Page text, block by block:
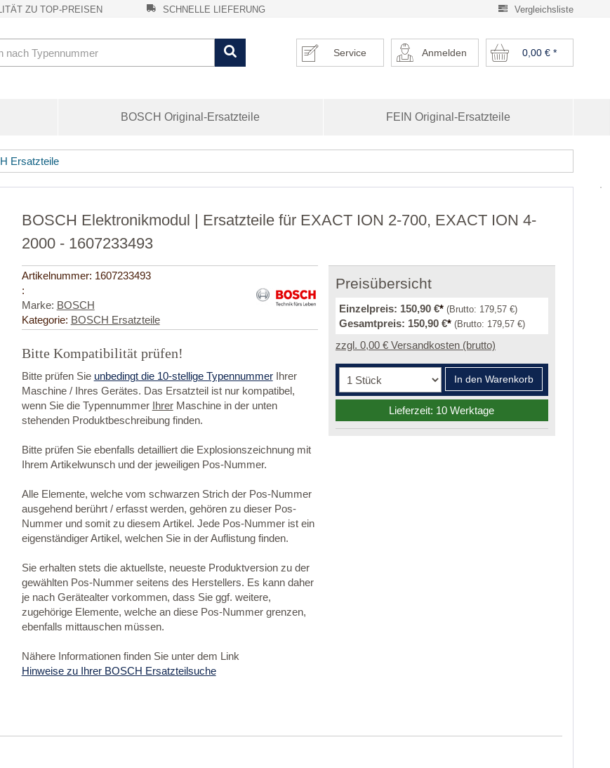
Vergleichsliste
ZU TOP-PREISEN SCHNELLE LIEFERUNG
0,00 €*
Anmelden
Service
BOSCH Original-Ersatzteile FEIN Original-Ersatzteile
Ersatzteile
BOSCH Elektronikmodul | Ersatzteile für EXACT ION 2-700, EXACT ION 4-
2000 - 1607233493
Artikelnummer: 1607233493
:
Marke: BOSCH
Kategorie: BOSCH Ersatzteile
Bitte Kompatibilität prüfen!
Bitte prüfen Sie unbedingt die 10-stellige TypennummerIhrer
Maschine / Ihres Gerätes. Das Ersatzteil ist nur kompatibel,
wenn Sie die Typennummer IhrerMaschine in der unten
stehenden Produktbeschreibung finden.
Bitte prüfen Sie ebenfalls detailliert die Explosionszeichnung mit
Ihrem Artikelwunsch und der jeweiligen Pos-Nummer.
Alle Elemente, welche vom schwarzen Strich der Pos-Nummer
ausgehend berührt / erfasst werden, gehören zu dieser Pos-
Nummer und somit zu diesem Artikel. Jede Pos-Nummer ist ein
eigenständiger Artikel, welchen Sie in der Auflistung finden.
Sie erhalten stets die aktuellste, neueste Produktversion zu der
gewählten Pos-Nummer seitens des Herstellers. Es kann daher
je nach Gerätealter vorkommen, dass Sie ggf. weitere,
zugehörige Elemente, welche an diese Pos-Nummer grenzen,
ebenfalls mittauschen müssen.
Nähere Informationen finden Sie unter dem Link
Hinweise zu Ihrer BOSCH Ersatzteilsuche
Preisübersicht
Einzelpreis: 150,90 €* (Brutto: 179,57 €)
Gesamtpreis: 150,90 €* (Brutto: 179,57 €)
zzgl. 0,00 € Versandkosten (brutto)
In den Warenkorb
Lieferzeit: 10 Werktage